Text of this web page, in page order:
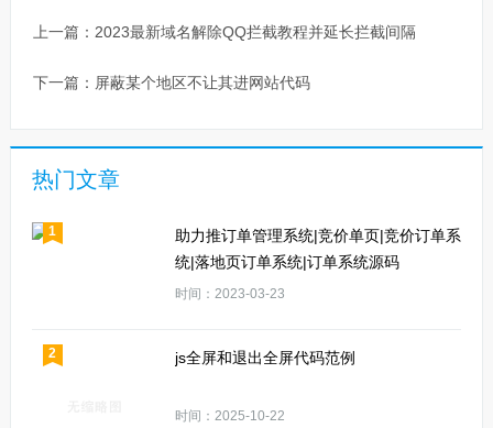
上一篇： 2023最新域名解除QQ拦截教程并延长拦截间隔
下一篇： 屏蔽某个地区不让其进网站代码
热门文章
1
助力推订单管理系统|竞价单页|竞价订单系
统|落地页订单系统|订单系统源码
时间：2023-03-23
2 js全屏和退出全屏代码范例
时间：2025-10-22